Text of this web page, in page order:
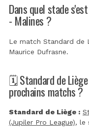
Dans quel stade
- Malines ?
Le match Standard de
Maurice Dufrasne.
🗓️ Standard de
prochains matchs ?
Standard de Liège :
(Jupiler Pro League), le